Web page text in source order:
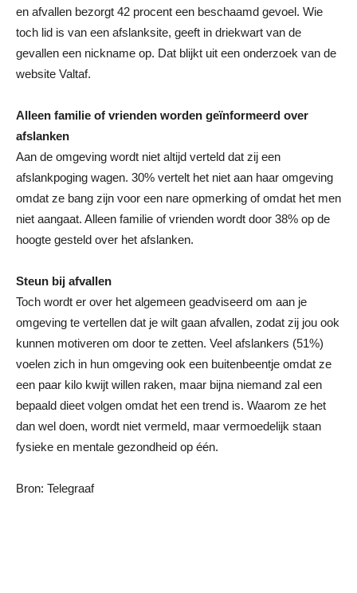
en afvallen bezorgt 42 procent een beschaamd gevoel. Wie
toch lid is van een afslanksite, geeft in driekwart van de
gevallen een nickname op. Dat blijkt uit een onderzoek van de
website Valtaf.
Alleen familie of vrienden worden geïnformeerd over
afslanken
Aan de omgeving wordt niet altijd verteld dat zij een
afslankpoging wagen. 30% vertelt het niet aan haar omgeving
omdat ze bang zijn voor een nare opmerking of omdat het men
niet aangaat. Alleen familie of vrienden wordt door 38% op de
hoogte gesteld over het afslanken.
Steun bij afvallen
Toch wordt er over het algemeen geadviseerd om aan je
omgeving te vertellen dat je wilt gaan afvallen, zodat zij jou ook
kunnen motiveren om door te zetten. Veel afslankers (51%)
voelen zich in hun omgeving ook een buitenbeentje omdat ze
een paar kilo kwijt willen raken, maar bijna niemand zal een
bepaald dieet volgen omdat het een trend is. Waarom ze het
dan wel doen, wordt niet vermeld, maar vermoedelijk staan
fysieke en mentale gezondheid op één.
Bron: Telegraaf